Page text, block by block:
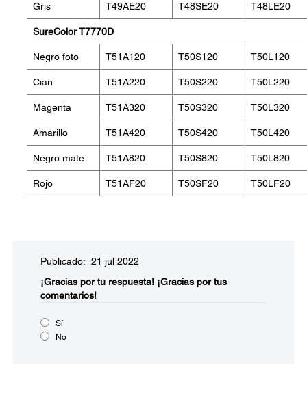
Gris T49AE20 T48SE20 T48LE20
SureColor T7770D
Negro foto T51A120 T50S120 T50L120
Cian T51A220 T50S220 T50L220
Magenta T51A320 T50S320 T50L320
Amarillo T51A420 T50S420 T50L420
Negro mate T51A820 T50S820 T50L820
Rojo T51AF20 T50SF20 T50LF20
Publicado: 21 jul 2022
¡Gracias por tu respuesta! ¡Gracias por tus
comentarios!
Sí
No